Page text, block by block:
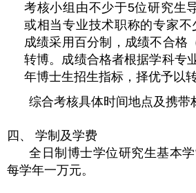
考核小组由不少于5位研究生
或相当专业技术职称的专家
成绩采用百分制，成绩不合格
转博。成绩合格者根据学科专
年博士生招生指标，择优予以转
综合考核具体时间地点及携带
四、 学制及学费
全日制博士学位研究生基本
每学年一万元。